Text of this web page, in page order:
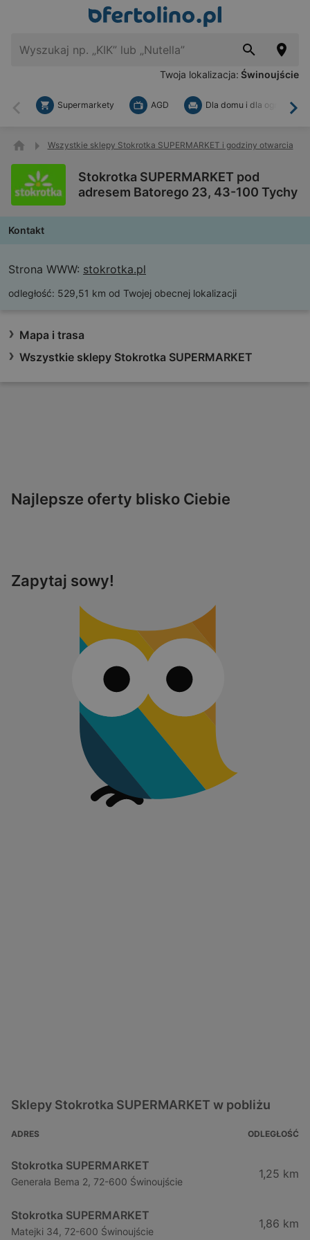
Twoja lokalizacja: Świnoujście
Wstecz
Supermarkety AGD Dla domu i dla ogrodu
Wszystkie sklepy Stokrotka SUPERMARKET i godziny otwarcia
Stokrotka SUPERMARKET pod
adresem Batorego 23, 43-100 Tychy
Kontakt
Strona WWW: stokrotka.pl
odległość: 529,51 km od Twojej obecnej lokalizacji
Mapa i trasa
Wszystkie sklepy Stokrotka SUPERMARKET
Najlepsze oferty blisko Ciebie
Zapytaj sowy!
Sklepy Stokrotka SUPERMARKET w pobliżu
ADRES ODLEGŁOŚĆ
Stokrotka SUPERMARKET
Generała Bema 2, 72-600 Świnoujście
1,25 km
Stokrotka SUPERMARKET
Matejki 34, 72-600 Świnoujście
1,86 km